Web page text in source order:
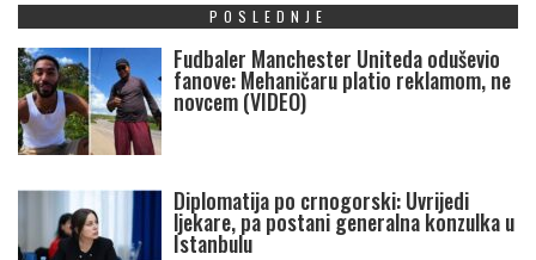
POSLEDNJE
Fudbaler Manchester Uniteda oduševio
fanove: Mehaničaru platio reklamom, ne
novcem (VIDEO)
Diplomatija po crnogorski: Uvrijedi
ljekare, pa postani generalna konzulka u
Istanbulu